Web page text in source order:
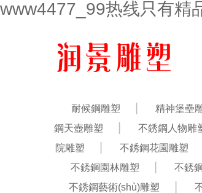
www4477_99热线只有精
耐候鋼雕塑 精神堡壘
鋼天壺雕塑
不銹鋼人物雕
院雕塑
不銹鋼花園雕塑
不銹鋼園林雕塑
不銹
不銹鋼藝術(shù)雕塑